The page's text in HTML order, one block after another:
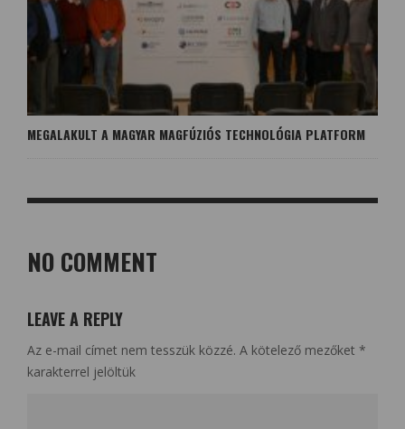
MEGALAKULT A MAGYAR MAGFÚZIÓS TECHNOLÓGIA PLATFORM
NO COMMENT
LEAVE A REPLY
Az e-mail címet nem tesszük közzé. A kötelező mezőket *
karakterrel jelöltük